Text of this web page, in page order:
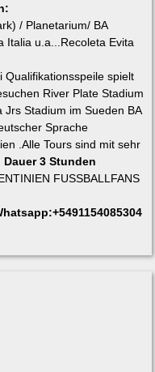
/ Planetarium/ BA
Italia u.a...Recoleta Evita
Qualifikationsspeile spielt
River Plate Stadium
Stadium im Sueden BA
Sprache
.Alle Tours sind mit sehr
Stunden
FUSSBALLFANS